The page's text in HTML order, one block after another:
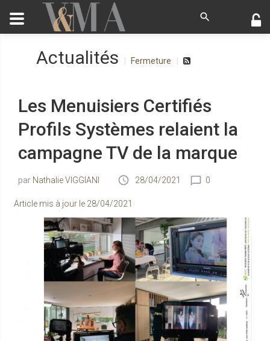
Actualités Fermeture
Les Menuisiers Certifiés
Profils Systèmes relaient la
campagne TV de la marque
Nathalie VIGGIANI 28/04/2021 0
Article mis à jour le 28/04/2021